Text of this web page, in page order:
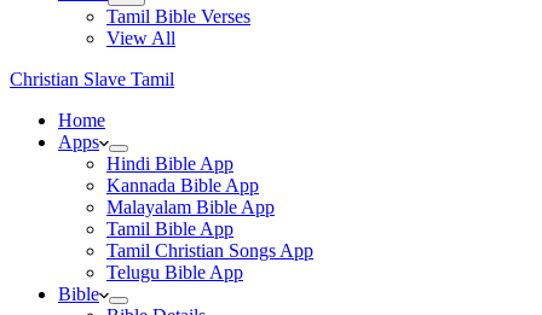
Tamil Bible Verses
View All
Christian Slave Tamil
Home
Apps
Hindi Bible App
Kannada Bible App
Malayalam Bible App
Tamil Bible App
Tamil Christian Songs App
Telugu Bible App
Bible